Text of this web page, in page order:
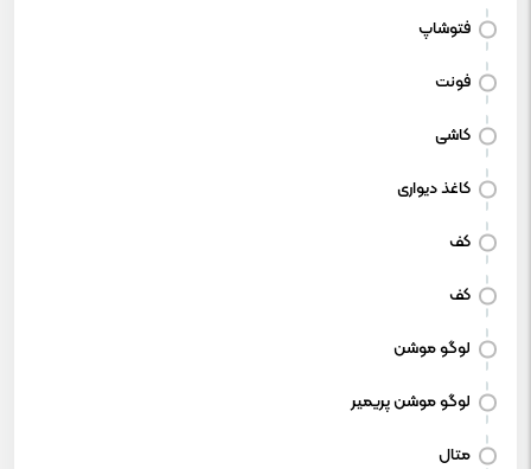
فتوشاپ
فونت
کاشی
کاغذ دیواری
کف
کف
لوگو موشن
لوگو موشن پریمیر
متال